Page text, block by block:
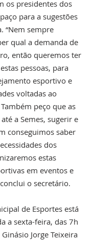
os presidentes dos
para a sugestões
“Nem sempre
qual a demanda de
então queremos ter
pessoas, para
esportivo e
voltadas ao
peço que as
a Semes, sugerir e
conseguimos saber
dos
estas
em eventos e
o secretário.
de Esportes está
a sexta-feira, das 7h
Jorge Teixeira